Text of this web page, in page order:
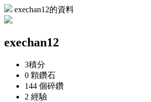
exechan12的資料
exechan12
3積分
0 顆鑽石
144 個碎鑽
2 經驗